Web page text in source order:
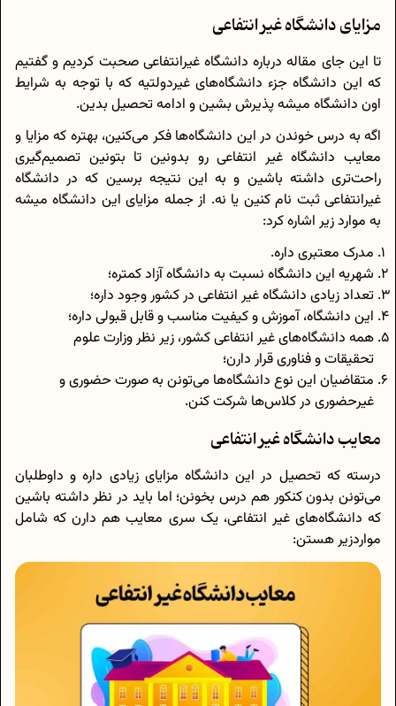
مزایای دانشگاه غیر انتفاعی
تا این جای مقاله درباره دانشگاه غیرانتفاعی صحبت کردیم و گفتیم
که این دانشگاه جزء دانشگاه‌های غیردولتیه که با توجه به شرایط
اون دانشگاه میشه پذیرش بشین و ادامه تحصیل بدین.
اگه به درس خوندن در این دانشگاه‌ها فکر می‌کنین، بهتره که مزایا و
معایب دانشگاه غیر انتفاعی رو بدونین تا بتونین تصمیم‌گیری
راحت‌تری داشته باشین و به این نتیجه برسین که در دانشگاه
غیرانتفاعی ثبت نام کنین یا نه. از جمله مزایای این دانشگاه میشه
به موارد زیر اشاره کرد:
مدرک معتبری داره.
شهریه این دانشگاه نسبت به دانشگاه آزاد کمتره؛
تعداد زیادی دانشگاه غیر انتفاعی در کشور وجود داره؛
این دانشگاه، آموزش و کیفیت مناسب و قابل قبولی داره؛
همه دانشگاه‌های غیر انتفاعی کشور، زیر نظر وزارت علوم
تحقیقات و فناوری قرار دارن؛
متقاضیان این نوع دانشگاه‌ها می‌تونن به صورت حضوری و
غیرحضوری در کلاس‌ها شرکت کنن.
معایب دانشگاه غیر انتفاعی
درسته که تحصیل در این دانشگاه مزایای زیادی داره و داوطلبان
می‌تونن بدون کنکور هم درس بخونن؛ اما باید در نظر داشته باشین
که دانشگاه‌های غیر انتفاعی، یک سری معایب هم دارن که شامل
مواردزیر هستن: